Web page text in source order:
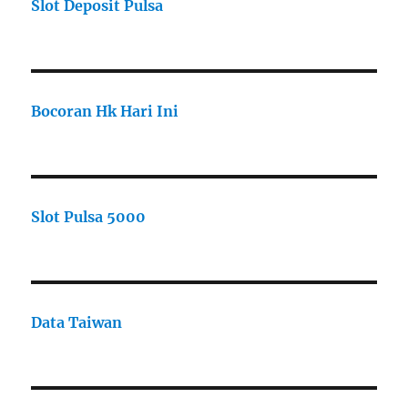
Slot Deposit Pulsa
Bocoran Hk Hari Ini
Slot Pulsa 5000
Data Taiwan